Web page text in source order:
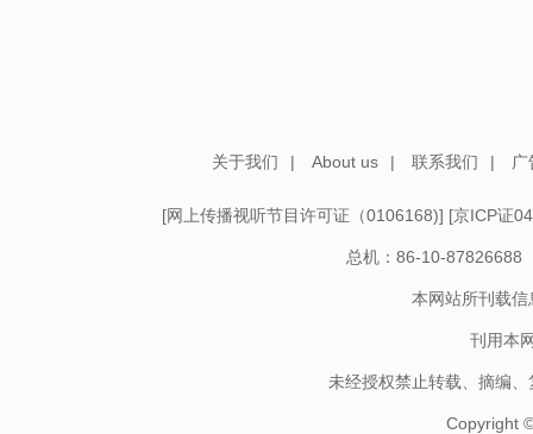
关于我们 | About us | 联系我们 |
[网上传播视听节目许可证（0106168)] [京ICP证
总机：86-10-87826688
本网站所刊载
刊用本
未经授权禁止转载、摘编
Copyright